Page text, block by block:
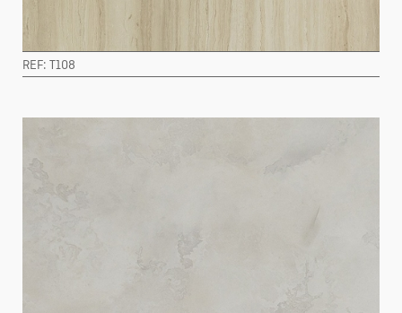
REF: T108